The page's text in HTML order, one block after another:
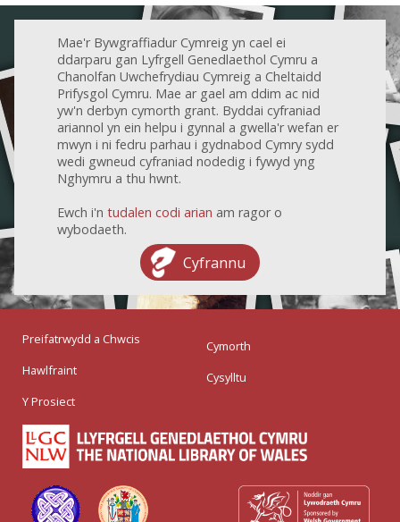
Mae'r Bywgraffiadur Cymreig yn cael ei
ddarparu gan Lyfrgell Genedlaethol Cymru a
Chanolfan Uwchefrydiau Cymreig a Cheltaidd
Prifysgol Cymru. Mae ar gael am ddim ac nid
yw'n derbyn cymorth grant. Byddai cyfraniad
ariannol yn ein helpu i gynnal a gwella'r wefan er
mwyn i ni fedru parhau i gydnabod Cymry sydd
wedi gwneud cyfraniad nodedig i fywyd yng
Nghymru a thu hwnt.
Ewch i'n tudalen codi arian am ragor o
wybodaeth.
Cyfrannu
Preifatrwydd a Chwcis
Hawlfraint
Y Prosiect
Cymorth
Cysylltu